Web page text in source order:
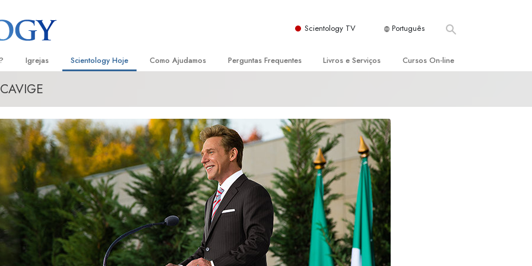
Scientology TV Português
Dizem
de Scientology
Igrejas
Localizar uma Igreja
Organizações Avançadas
Base em Terra de Flag
Freewinds
A levar Scientology ao Mundo
Scientology Hoje
David Miscavige — Líder Eclesiástico
de Scientology
Como Ajudamos
Criminon
Narconon
A Verdade sobre as Drogas
Unidos para os Direitos Humanos
Comissão dos Cidadãos para os
Direitos Humanos
Perguntas Frequentes
A Organização de Scientology
Livros e Serviços
Conferências Introdutórias
Filmes Introdutórios
Serviços Introdutórios
Cursos On‑line
Os Componentes da Compreensão
Soluções para Um Ambiente Perigoso
Ajudas para Doenças e Ferimentos
Integridade e Honestidade
Casamento
A Escala de Tom Emocional